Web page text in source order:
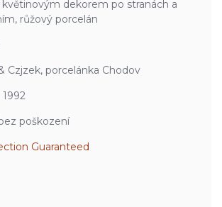
květinovým dekorem po stranách a
růžový porcelán
Czjzek, porcelánka Chodov
1992
poškození
Guaranteed